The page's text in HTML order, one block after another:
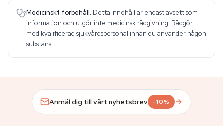
Medicinskt förbehåll. Detta innehåll är endast avsett som
information och utgör inte medicinsk rådgivning. Rådgör
med kvalificerad sjukvårdspersonal innan du använder någon
substans.
Anmäl dig till vårt nyhetsbrev -10%